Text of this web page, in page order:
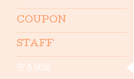
COUPON
STAFF
空き状況